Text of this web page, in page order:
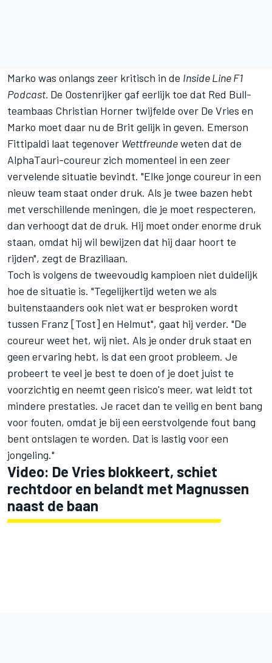
Marko was onlangs zeer kritisch in de Inside Line F1
Podcast. De Oostenrijker gaf eerlijk toe dat Red Bull-
teambaas Christian Horner twijfelde over De Vries en
Marko moet daar nu de Brit gelijk in geven. Emerson
Fittipaldi laat tegenover Wettfreundeweten dat de
AlphaTauri-coureur zich momenteel in een zeer
vervelende situatie bevindt. "Elke jonge coureur in een
nieuw team staat onder druk. Als je twee bazen hebt
met verschillende meningen, die je moet respecteren,
dan verhoogt dat de druk. Hij moet onder enorme druk
staan, omdat hij wil bewijzen dat hij daar hoort te
rijden", zegt de Braziliaan.
Toch is volgens de tweevoudig kampioen niet duidelijk
hoe de situatie is. "Tegelijkertijd weten we als
buitenstaanders ook niet wat er besproken wordt
tussen Franz [Tost] en Helmut", gaat hij verder. "De
coureur weet het, wij niet. Als je onder druk staat en
geen ervaring hebt, is dat een groot probleem. Je
probeert te veel je best te doen of je doet juist te
voorzichtig en neemt geen risico's meer, wat leidt tot
mindere prestaties. Je racet dan te veilig en bent bang
voor fouten, omdat je bij een eerstvolgende fout bang
bent ontslagen te worden. Dat is lastig voor een
jongeling."
Video: De Vries blokkeert, schiet
rechtdoor en belandt met Magnussen
naast de baan